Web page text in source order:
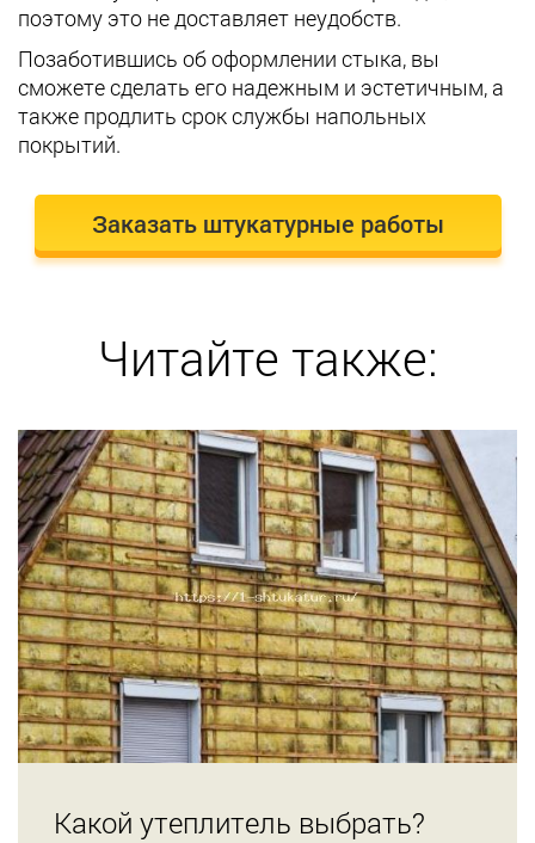
поэтому это не доставляет неудобств.
Позаботившись об оформлении стыка, вы
сможете сделать его надежным и эстетичным, а
также продлить срок службы напольных
покрытий.
Заказать штукатурные работы
Читайте также:
Какой утеплитель выбрать?